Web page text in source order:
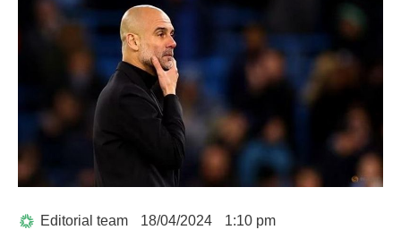
Editorial team 18/04/2024 1:10 pm